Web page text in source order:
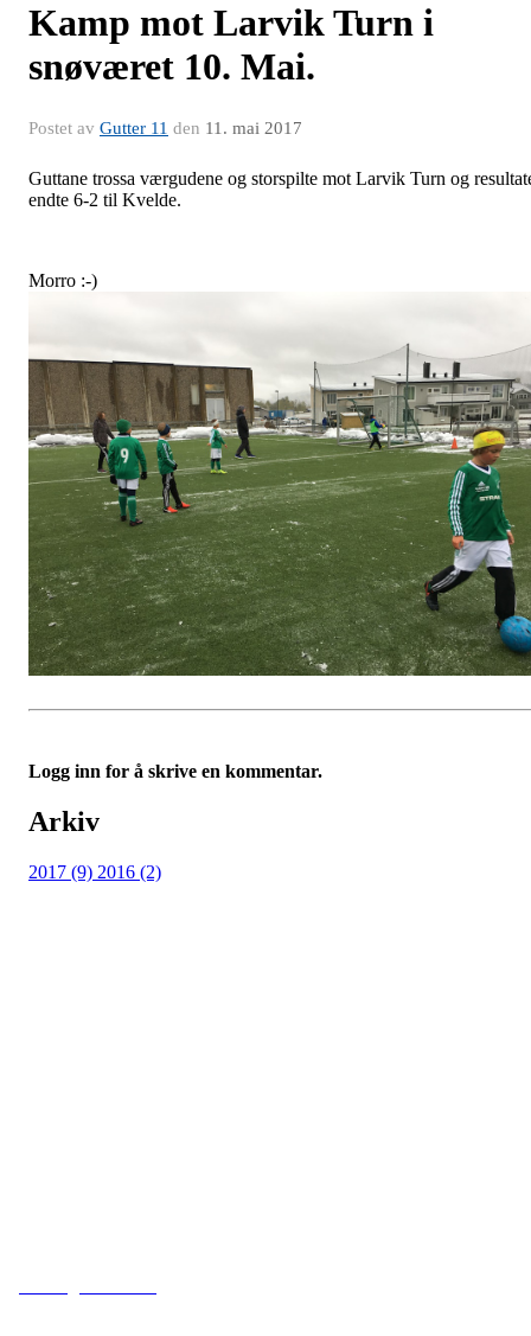
Kamp mot Larvik Turn i
snøværet 10. Mai.
Postet av Gutter 11 den 11. mai 2017
Guttane trossa værgudene og storspilte mot Larvik Turn og
endte 6-2 til Kvelde.
Morro :-)
Logg inn for å skrive en kommentar.
Arkiv
2017 (9) 2016 (2)